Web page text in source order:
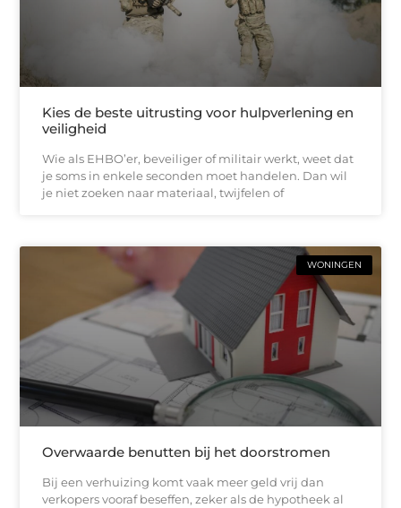
Kies de beste uitrusting voor hulpverlening en
veiligheid
Wie als EHBO’er, beveiliger of militair werkt, weet dat
je soms in enkele seconden moet handelen. Dan wil
je niet zoeken naar materiaal, twijfelen of
WONINGEN
Overwaarde benutten bij het doorstromen
Bij een verhuizing komt vaak meer geld vrij dan
verkopers vooraf beseffen, zeker als de hypotheek al